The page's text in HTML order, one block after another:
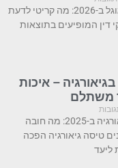
הסרת פסקי דין מגוגל ב-2026: מה קריטי לדעת
דין המופיעים בתוצאות
בגיאורגיה – איכות
משתלם
טיפולי שיניים בגיאורגיה ב-2025: מה חובה
טיסה גיאורגיה הפכה
ליעד